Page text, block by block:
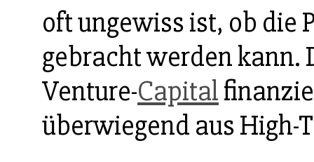
oft ungewiss ist, ob die
gebracht werden kann.
Venture-Capital
überwiegend aus High-